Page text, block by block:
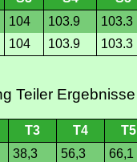
104 103.9 103.3
104 103.9 103.3
Teiler Ergebnisse
T3 T4 T5
38,3 56,3 66,1